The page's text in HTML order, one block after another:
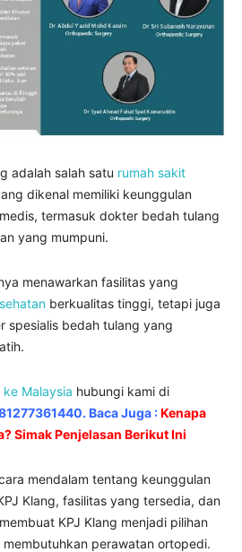
adalah salah satu rumah sakit
dikenal memiliki keunggulan
termasuk dokter bedah tulang
yang mumpuni.
menawarkan fasilitas yang
berkualitas tinggi, tetapi juga
spesialis bedah tulang yang
Malaysia hubungi kami di
Baca Juga :Kenapa
Simak Penjelasan Berikut Ini
mendalam tentang keunggulan
Klang, fasilitas yang tersedia, dan
KPJ Klang menjadi pilihan
perawatan ortopedi.